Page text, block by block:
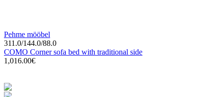
Pehme mööbel
311.0/144.0/88.0
COMO Corner sofa bed with traditional side
1,016.00€